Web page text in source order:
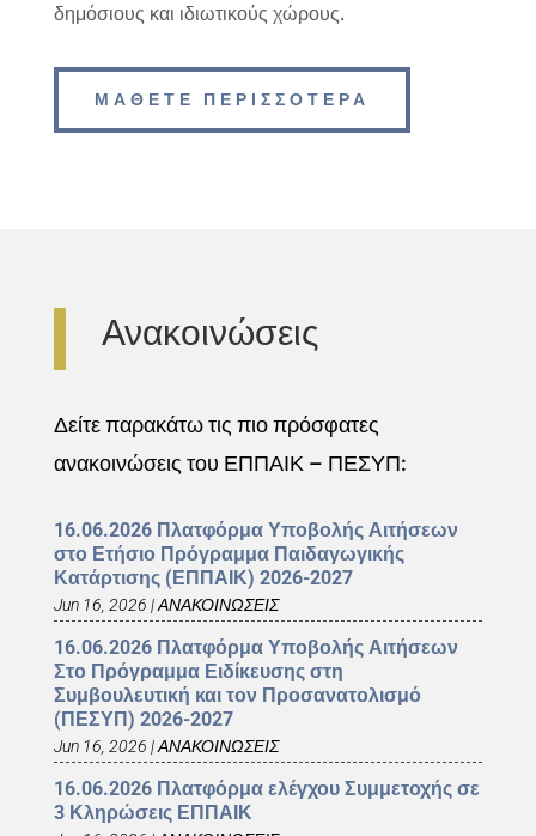
δημόσιους και ιδιωτικούς χώρους.
ΜΑΘΕΤΕ ΠΕΡΙΣΣΟΤΕΡΑ
Ανακοινώσεις
Δείτε παρακάτω τις πιο πρόσφατες
ανακοινώσεις του ΕΠΠΑΙΚ – ΠΕΣΥΠ:
16.06.2026 Πλατφόρμα Υποβολής Αιτήσεων
στο Ετήσιο Πρόγραμμα Παιδαγωγικής
Κατάρτισης (ΕΠΠΑΙΚ) 2026-2027
Jun 16, 2026 |ΑΝΑΚΟΙΝΩΣΕΙΣ
16.06.2026 Πλατφόρμα Υποβολής Αιτήσεων
Στο Πρόγραμμα Ειδίκευσης στη
Συμβουλευτική και τον Προσανατολισμό
(ΠΕΣΥΠ) 2026-2027
Jun 16, 2026 |ΑΝΑΚΟΙΝΩΣΕΙΣ
16.06.2026 Πλατφόρμα ελέγχου Συμμετοχής σε
3 Κληρώσεις ΕΠΠΑΙΚ